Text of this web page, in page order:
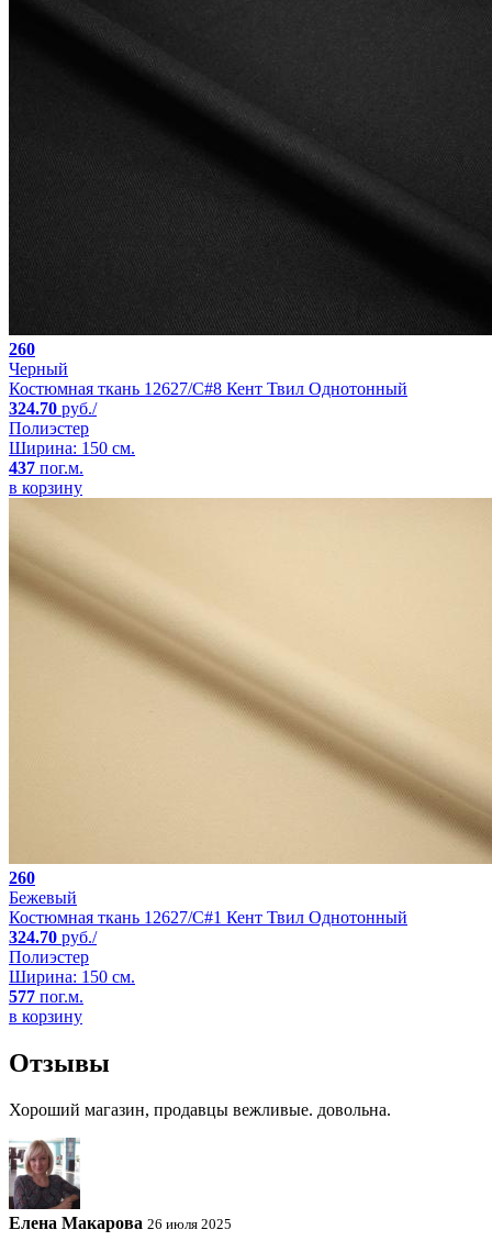
260
Черный
Костюмная ткань 12627/C#8 Кент Твил Однотонный
324.70 руб./
Полиэстер
Ширина: 150 см.
437 пог.м.
в корзину
260
Бежевый
Костюмная ткань 12627/C#1 Кент Твил Однотонный
324.70 руб./
Полиэстер
Ширина: 150 см.
577 пог.м.
в корзину
Отзывы
Хороший магазин, продавцы вежливые. довольна.
Елена Макарова 26 июля 2025